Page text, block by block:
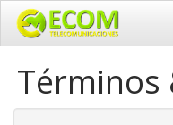
Términos